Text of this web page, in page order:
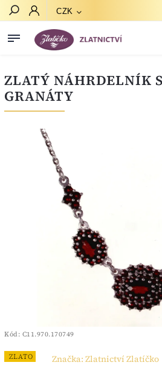
CZK
ZLATÝ NÁHRDELNÍK
GRANÁTY
Kód: C11.970.170749
ZLATO Značka: Zlatnictví Zlatíčko